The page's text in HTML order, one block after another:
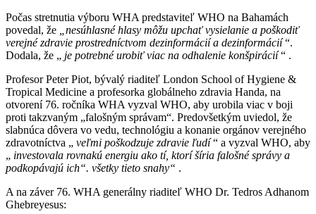
Počas stretnutia výboru WHA predstaviteľ WHO na Bahamách
povedal, že
„nesúhlasné hlasy môžu upchať vysielanie a poškodiť
verejné zdravie prostredníctvom dezinformácií a dezinformácií“.
Dodala, že „ je potrebné urobiť viac na odhalenie konšpirácií“ .
Profesor Peter Piot, bývalý riaditeľ London School of Hygiene &
Tropical Medicine a profesorka globálneho zdravia Handa, na
otvorení 76. ročníka WHA vyzval WHO, aby urobila viac v boji
proti takzvaným „falošným správam“. Predovšetkým uviedol, že
slabnúca dôvera vo vedu, technológiu a konanie orgánov verejného
zdravotníctva „ veľmi poškodzuje zdravie ľudí“ a vyzval WHO, aby
„ investovala rovnakú energiu ako tí, ktorí šíria falošné správy a
podkopávajú ich“. všetky tieto snahy“ .
A na záver 76. WHA generálny riaditeľ WHO Dr. Tedros Adhanom
Ghebreyesus: